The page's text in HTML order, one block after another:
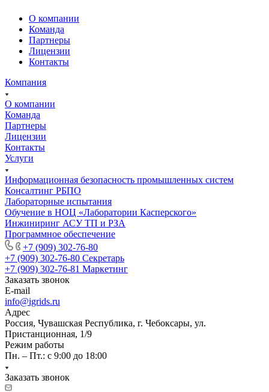
О компании
Команда
Партнеры
Лицензии
Контакты
Компания
О компании
Команда
Партнеры
Лицензии
Контакты
Услуги
Информационная безопасность промышленных систем
Консалтинг РБПО
Лабораторные испытания
Обучение в НОЦ «Лаборатории Касперского»
Инжиниринг АСУ ТП и РЗА
Программное обеспечение
+7 (909) 302-76-80
+7 (909) 302-76-80 Секретарь
+7 (909) 302-76-81 Маркетинг
Заказать звонок
E-mail
info@igrids.ru
Адрес
Россия, Чувашская Республика, г. Чебоксары, ул.
Пристанционная, 1/9
Режим работы
Пн. – Пт.: с 9:00 до 18:00
Заказать звонок